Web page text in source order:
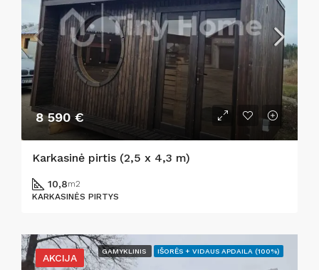
8 590 €
Karkasinė pirtis (2,5 x 4,3 m)
10,8m2
KARKASINĖS PIRTYS
AKCIJA
GAMYKLINIS IŠORĖS + VIDAUS APDAILA (100%)